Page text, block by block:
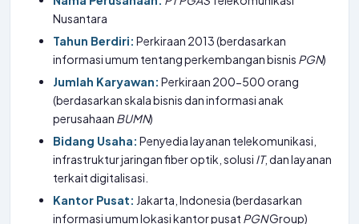
Nusantara
Tahun Berdiri: Perkiraan 2013 (berdasarkan
informasi umum tentang perkembangan bisnis PGN)
Jumlah Karyawan: Perkiraan 200-500 orang
(berdasarkan skala bisnis dan informasi anak
perusahaan BUMN)
Bidang Usaha: Penyedia layanan telekomunikasi,
infrastruktur jaringan fiber optik, solusi IT, dan layanan
terkait digitalisasi.
Kantor Pusat: Jakarta, Indonesia (berdasarkan
informasi umum lokasi kantor pusat PGNGroup)